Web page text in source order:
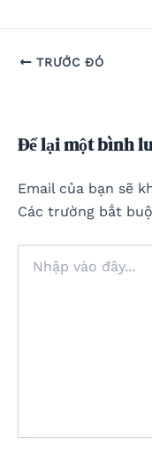
TRƯỚC ĐÓ
Để lại một bình
Email của bạn sẽ
Các trường bắt
vào